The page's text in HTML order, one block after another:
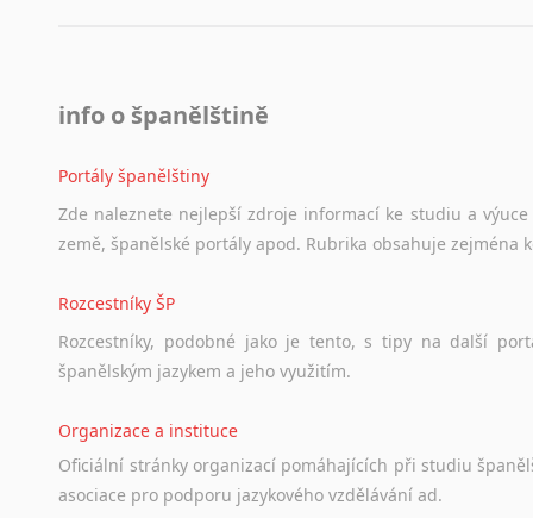
Kmérština
Konžština
Korejština
Kumykština
Kurdština
Kyrgyzština
Laoština
Laponština
Latina
Lingala
Litevština
Lotyšština
info o španělštině
Portály španělštiny
Zde naleznete nejlepší zdroje informací ke studiu a výuce
země, španělské portály apod. Rubrika obsahuje zejména
Rozcestníky ŠP
Rozcestníky, podobné jako je tento, s tipy na další
španělským jazykem a jeho využitím.
Organizace a instituce
Oficiální stránky organizací pomáhajících při studiu
asociace pro podporu jazykového vzdělávání ad.